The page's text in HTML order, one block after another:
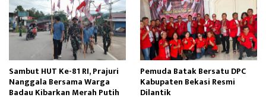
Sambut HUT Ke-81 RI, Prajuri
Nanggala Bersama Warga
Badau Kibarkan Merah Putih
Pemuda Batak Bersatu DPC
Kabupaten Bekasi Resmi
Dilantik